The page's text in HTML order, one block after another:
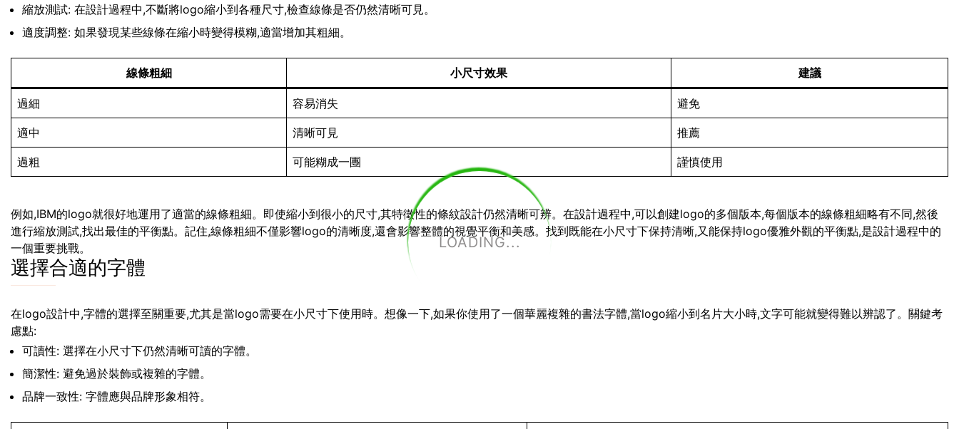
LOADING...
縮放測試: 在設計過程中,不斷將logo縮小到各種尺寸,檢查線條是否仍然清晰可見。
適度調整: 如果發現某些線條在縮小時變得模糊,適當增加其粗細。
線條粗細 小尺寸效果 建議
過細 容易消失 避免
適中 清晰可見 推薦
過粗 可能糊成一團 謹慎使用
例如,IBM的logo就很好地運用了適當的線條粗細。即使縮小到很小的尺寸,其特徵性的條紋設計仍然清晰可辨。在設計過程中,可以創建logo的多個版本,每個版本的線條粗細略有不同,然後
進行縮放測試,找出最佳的平衡點。記住,線條粗細不僅影響logo的清晰度,還會影響整體的視覺平衡和美感。找到既能在小尺寸下保持清晰,又能保持logo優雅外觀的平衡點,是設計過程中的
一個重要挑戰。
選擇合適的字體
在logo設計中,字體的選擇至關重要,尤其是當logo需要在小尺寸下使用時。想像一下,如果你使用了一個華麗複雜的書法字體,當logo縮小到名片大小時,文字可能就變得難以辨認了。關鍵考
慮點:
可讀性: 選擇在小尺寸下仍然清晰可讀的字體。
簡潔性: 避免過於裝飾或複雜的字體。
品牌一致性: 字體應與品牌形象相符。